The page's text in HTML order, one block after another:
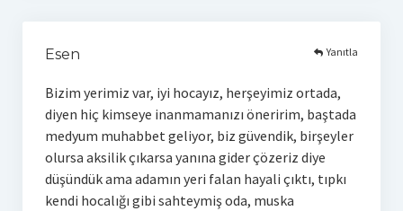
Esen
Bizim yerimiz var, iyi hocayız, herşeyimiz ortada,
diyen hiç kimseye inanmamanızı öneririm, baştada
medyum muhabbet geliyor, biz güvendik, birşeyler
olursa aksilik çıkarsa yanına gider çözeriz diye
düşündük ama adamın yeri falan hayali çıktı, tıpkı
kendi hocalığı gibi sahteymiş oda, muska
Yanıtla